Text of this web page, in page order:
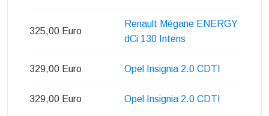
325,00 Euro
Renault Mégane ENERGY
dCi 130 Intens
329,00 Euro Opel Insignia 2.0 CDTI
329,00 Euro Opel Insignia 2.0 CDTI